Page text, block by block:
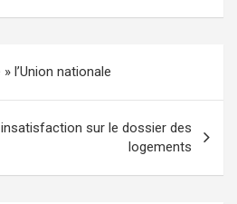
l’Union nationale
sur le dossier des
logements